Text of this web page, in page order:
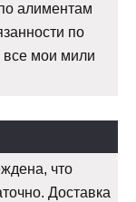
алиментам
по
все мои мили
что
Доставка